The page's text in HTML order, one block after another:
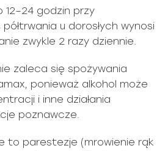
12–24 godzin przy
u dorosłych wynosi
zwykle 2 razy dziennie.
zaleca się spożywania
ponieważ alkohol może
i inne działania
poznawcze.
to parestezje (mrowienie rąk